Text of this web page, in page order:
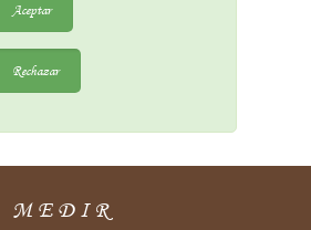
Aceptar
Rechazar
MEDIR